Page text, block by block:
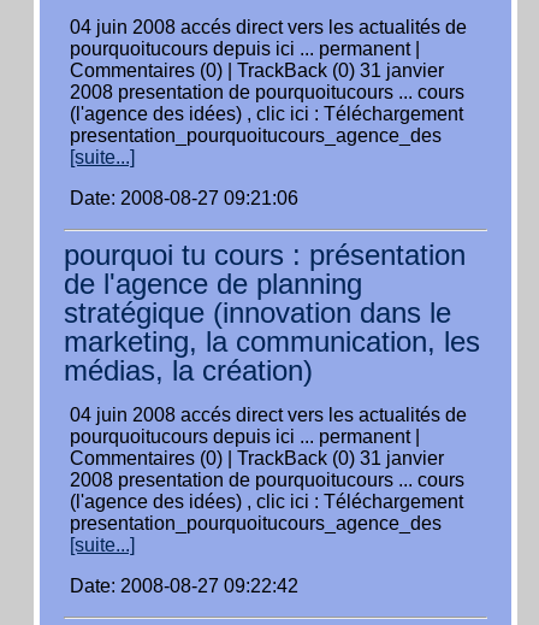
04 juin 2008 accés direct vers les actualités de
pourquoitucours depuis ici ... permanent |
Commentaires (0) | TrackBack (0) 31 janvier
2008 presentation de pourquoitucours ... cours
(l'agence des idées) , clic ici : Téléchargement
presentation_pourquoitucours_agence_des
[suite...]
Date: 2008-08-27 09:21:06
pourquoi tu cours : présentation
de l'agence de planning
stratégique (innovation dans le
marketing, la communication, les
médias, la création)
04 juin 2008 accés direct vers les actualités de
pourquoitucours depuis ici ... permanent |
Commentaires (0) | TrackBack (0) 31 janvier
2008 presentation de pourquoitucours ... cours
(l'agence des idées) , clic ici : Téléchargement
presentation_pourquoitucours_agence_des
[suite...]
Date: 2008-08-27 09:22:42